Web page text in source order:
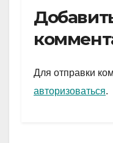
e
gr
a
m
er
Для отправки
авторизоваться.